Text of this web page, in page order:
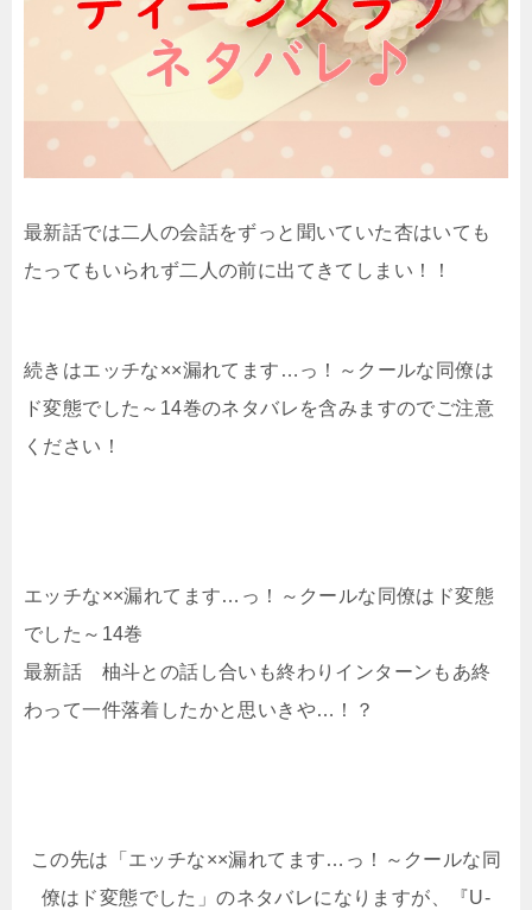
最新話では二人の会話をずっと聞いていた杏はいても
たってもいられず二人の前に出てきてしまい！！
続きはエッチな××漏れてます…っ！～クールな同僚は
ド変態でした～14巻のネタバレを含みますのでご注意
ください！
エッチな××漏れてます…っ！～クールな同僚はド変態
でした～14巻
最新話 柚斗との話し合いも終わりインターンもあ終
わって一件落着したかと思いきや…！？
この先は「エッチな××漏れてます…っ！～クールな同
僚はド変態でした」のネタバレになりますが、『U-